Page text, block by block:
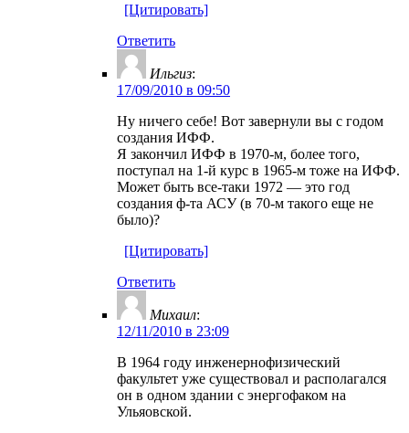
[Цитировать]
Ответить
Ильгиз:
17/09/2010 в 09:50
Ну ничего себе! Вот завернули вы с годом
создания ИФФ.
Я закончил ИФФ в 1970-м, более того,
поступал на 1-й курс в 1965-м тоже на ИФФ.
Может быть все-таки 1972 — это год
создания ф-та АСУ (в 70-м такого еще не
было)?
[Цитировать]
Ответить
Михаил:
12/11/2010 в 23:09
В 1964 году инженернофизический
факультет уже существовал и располагался
он в одном здании с энергофаком на
Ульяовской.